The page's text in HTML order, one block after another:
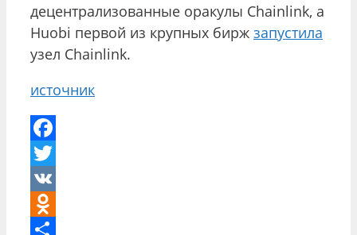
децентрализованные оракулы Chainlink, а
Huobi первой из крупных бирж запустила
узел Chainlink.
источник
Facebook
Twitter
VK
Odnoklassniki